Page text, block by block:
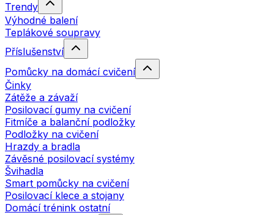
Trendy
Výhodné balení
Teplákové soupravy
Příslušenství
Pomůcky na domácí cvičení
Činky
Zátěže a závaží
Posilovací gumy na cvičení
Fitmíče a balanční podložky
Podložky na cvičení
Hrazdy a bradla
Závěsné posilovací systémy
Švihadla
Smart pomůcky na cvičení
Posilovací klece a stojany
Domácí trénink ostatní